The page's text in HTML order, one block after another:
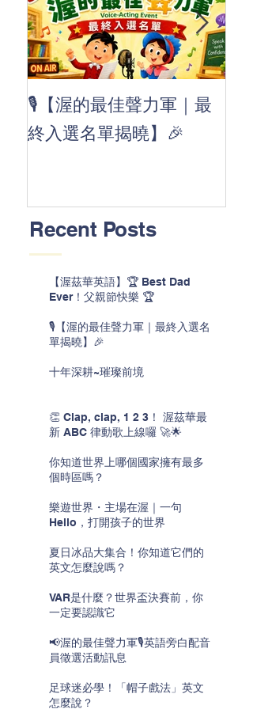
🎙️【渥的最佳聲力軍｜最
終入選名單揭曉】🎉
Recent Posts
【渥茲華英語】🏆 Best Dad
Ever！父親節快樂 🏆
🎙️【渥的最佳聲力軍｜最終入選名
單揭曉】🎉
十年深耕~璀璨前境
👏 Clap, clap, 1 2 3！ 渥茲華最
新 ABC 律動歌上線囉 🚀🌟
你知道世界上哪個國家擁有最多
個時區嗎？
樂遊世界・主場在渥｜一句
Hello，打開孩子的世界
夏日冰品大集合！你知道它們的
英文怎麼說嗎？
VAR是什麼？世界盃決賽前，你
一定要認識它
📢渥的最佳聲力軍🎙️英語旁白配音
員徵選活動訊息
足球迷必學！「帽子戲法」英文
怎麼說？